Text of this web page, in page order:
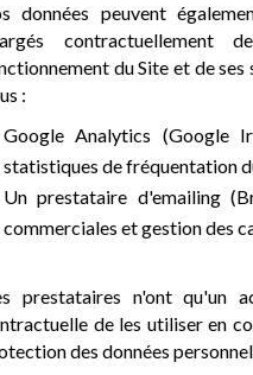
données peuvent
contractuellement
du Site et de
:
Google Analytics (Google
statistiques de fréquentation
Un prestataire d'emailing
commerciales et gestion des
prestataires n'ont qu'un
de les utiliser en
des données